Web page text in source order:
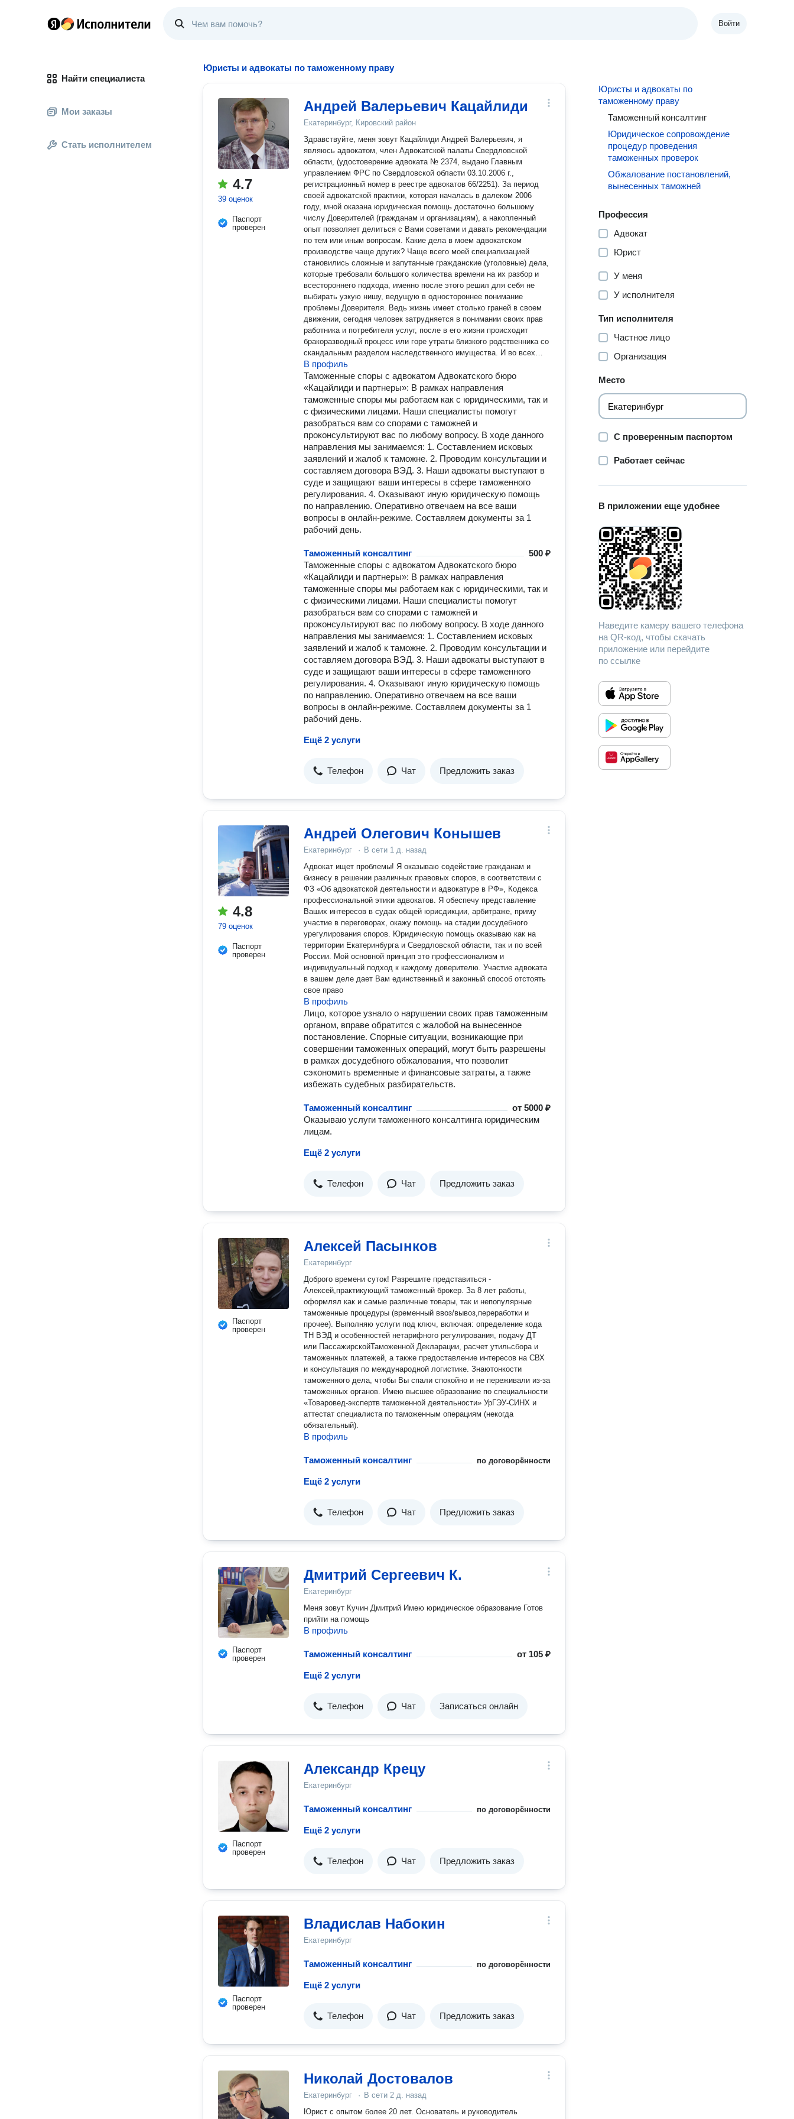
Войти
Найти специалиста
Мои заказы
Стать исполнителем
Юристы и адвокаты по таможенному праву
4.7
39 оценок
Паспорт
проверен
Андрей Валерьевич Кацайлиди
Екатеринбург, Кировский район
Здравствуйте, меня зовут Кацайлиди Андрей Валерьевич, я
являюсь адвокатом, член Адвокатской палаты Свердловской
области, (удостоверение адвоката № 2374, выдано Главным
управлением ФРС по Свердловской области 03.10.2006 г.,
регистрационный номер в реестре адвокатов 66/2251). За период
своей адвокатской практики, которая началась в далеком 2006
году, мной оказана юридическая помощь достаточно большому
числу Доверителей (гражданам и организациям), а накопленный
опыт позволяет делиться с Вами советами и давать рекомендации
по тем или иным вопросам. Какие дела в моем адвокатском
производстве чаще других? Чаще всего моей специализацией
становились сложные и запутанные гражданские (уголовные) дела,
которые требовали большого количества времени на их разбор и
всестороннего подхода, именно после этого решил для себя не
выбирать узкую нишу, ведущую в одностороннее понимание
проблемы Доверителя. Ведь жизнь имеет столько граней в своем
движении, сегодня человек затрудняется в понимании своих прав
работника и потребителя услуг, после в его жизни происходит
бракоразводный процесс или горе утраты близкого родственника со
скандальным разделом наследственного имущества. И во всех
этих сферах требуется совет профессионала. Договорившись
стать адвокатом человека есть желание сопровождать его в
решении всех проблем, а не узкого круга вопросов. Вот почему
широту охвата своей деятельности и углубление в каждую
проблему обратившегося единожды я ставлю в приоритет одного
выбранного направления. Что для меня труд адвоката?
Юриспруденция и адвокатура для меня все, выбор моего
профессионального пути сделан правильно и сворачивать с него я
не собираюсь. Помощь в решении проблем Доверителей, помогает
мне целиком и полностью реализовать себя, как в росте
профессионализма, так и в чувстве удовлетворенности от того, что
я делаю. Выдающийся французский юрист Антуан Луазель как-то
сказал: «Чтобы стать настоящим адвокатом, необходимо помнить,
что эта профессия не оставляет у ее обладателя ни минуты покоя:
ни на работе, ни дома, ни днем, ни ночью». И с этим думаю не
поспорить… Почему выбирают обратиться именно ко мне? При том
сложно определиться с человеком, кому будешь доверять. Важно
получение не только профессионального совета, но и сочувствия,
понимания и честности, вот без чего думаю невозможно начинать
двигаться вместе, что присутствует не у каждого. Считаю, что
иногда “лучше горькая правда, чем сладкая ложь “, становлюсь не
только юристом для человека, но и немного психологом, советуя
решение проблемы наиболее эффективным способом с
наименьшими потерями для сторон.
В профиль
Таможенные споры с адвокатом Адвокатского бюро
«Кацайлиди и партнеры»: В рамках направления
таможенные споры мы работаем как с юридическими, так и
с физическими лицами. Наши специалисты помогут
разобраться вам со спорами с таможней и
проконсультируют вас по любому вопросу. В ходе данного
направления мы занимаемся: 1. Составлением исковых
заявлений и жалоб к таможне. 2. Проводим консультации и
составляем договора ВЭД. 3. Наши адвокаты выступают в
суде и защищают ваши интересы в сфере таможенного
регулирования. 4. Оказывают иную юридическую помощь
по направлению. Оперативно отвечаем на все ваши
вопросы в онлайн-режиме. Составляем документы за 1
рабочий день.
Таможенный консалтинг
500 ₽
Таможенные споры с адвокатом Адвокатского бюро
«Кацайлиди и партнеры»: В рамках направления
таможенные споры мы работаем как с юридическими, так и
с физическими лицами. Наши специалисты помогут
разобраться вам со спорами с таможней и
проконсультируют вас по любому вопросу. В ходе данного
направления мы занимаемся: 1. Составлением исковых
заявлений и жалоб к таможне. 2. Проводим консультации и
составляем договора ВЭД. 3. Наши адвокаты выступают в
суде и защищают ваши интересы в сфере таможенного
регулирования. 4. Оказывают иную юридическую помощь
по направлению. Оперативно отвечаем на все ваши
вопросы в онлайн-режиме. Составляем документы за 1
рабочий день.
Ещё 2 услуги
Телефон Чат Предложить заказ
4.8
79 оценок
Паспорт
проверен
Андрей Олегович Конышев
Екатеринбург · В сети 1 д. назад
Адвокат ищет проблемы! Я оказываю содействие гражданам и
бизнесу в решении различных правовых споров, в соответствии с
ФЗ «Об адвокатской деятельности и адвокатуре в РФ», Кодекса
профессиональной этики адвокатов. Я обеспечу представление
Ваших интересов в судах общей юрисдикции, арбитраже, приму
участие в переговорах, окажу помощь на стадии досудебного
урегулирования споров. Юридическую помощь оказываю как на
территории Екатеринбурга и Свердловской области, так и по всей
России. Мой основной принцип это профессионализм и
индивидуальный подход к каждому доверителю. Участие адвоката
в вашем деле дает Вам единственный и законный способ отстоять
свое право
В профиль
Лицо, которое узнало о нарушении своих прав таможенным
органом, вправе обратится с жалобой на вынесенное
постановление. Спорные ситуации, возникающие при
совершении таможенных операций, могут быть разрешены
в рамках досудебного обжалования, что позволит
сэкономить временные и финансовые затраты, а также
избежать судебных разбирательств.
Таможенный консалтинг от5000 ₽
Оказываю услуги таможенного консалтинга юридическим
лицам.
Ещё 2 услуги
Телефон Чат Предложить заказ
Паспорт
проверен
Алексей Пасынков
Екатеринбург
Доброго времени суток! Разрешите представиться -
Алексей,практикующий таможенный брокер. За 8 лет работы,
оформлял как и самые различные товары, так и непопулярные
таможенные процедуры (временный ввоз/вывоз,переработки и
прочее). Выполняю услуги под ключ, включая: определение кода
ТН ВЭД и особенностей нетарифного регулирования, подачу ДТ
или ПассажирскойТаможенной Декларации, расчет утильсбора и
таможенных платежей, а также предоставление интересов на СВХ
и консультация по международной логистике. Знаютонкости
таможенного дела, чтобы Вы спали спокойно и не переживали из-за
таможенных органов. Имею высшее образование по специальности
«Товаровед-экспертв таможенной деятельности» УрГЭУ-СИНХ и
аттестат специалиста по таможенным операциям (некогда
обязательный).
В профиль
Таможенный консалтинг по договорённости
Ещё 2 услуги
Телефон Чат Предложить заказ
Паспорт
проверен
Дмитрий Сергеевич К.
Екатеринбург
Меня зовут Кучин Дмитрий Имею юридическое образование Готов
прийти на помощь
В профиль
Таможенный консалтинг от 105 ₽
Ещё 2 услуги
Телефон Чат Записаться онлайн
Паспорт
проверен
Александр Крецу
Екатеринбург
Таможенный консалтинг по договорённости
Ещё 2 услуги
Телефон Чат Предложить заказ
Паспорт
проверен
Владислав Набокин
Екатеринбург
Таможенный консалтинг по договорённости
Ещё 2 услуги
Телефон Чат Предложить заказ
Николай Достовалов
Екатеринбург · В сети 2 д. назад
Юрист с опытом более 20 лет. Основатель и руководитель
Юристы и адвокаты по
таможенному праву
Таможенный консалтинг
Юридическое сопровождение
процедур проведения
таможенных проверок
Обжалование постановлений,
вынесенных таможней
Профессия
Адвокат
Юрист
У меня
У исполнителя
Тип исполнителя
Частное лицо
Организация
Место
С проверенным паспортом
Работает сейчас
В приложении еще удобнее
Наведите камеру вашего телефона
на QR-код, чтобы скачать
приложение или перейдите
по ссылке